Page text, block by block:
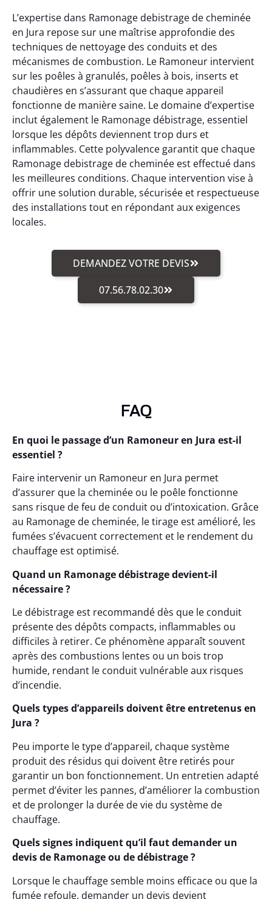
L’expertise dans Ramonage debistrage de cheminée
en Jura repose sur une maîtrise approfondie des
techniques de nettoyage des conduits et des
mécanismes de combustion. Le Ramoneur intervient
sur les poêles à granulés, poêles à bois, inserts et
chaudières en s’assurant que chaque appareil
fonctionne de manière saine. Le domaine d’expertise
inclut également le Ramonage débistrage, essentiel
lorsque les dépôts deviennent trop durs et
inflammables. Cette polyvalence garantit que chaque
Ramonage debistrage de cheminée est effectué dans
les meilleures conditions. Chaque intervention vise à
offrir une solution durable, sécurisée et respectueuse
des installations tout en répondant aux exigences
locales.
DEMANDEZ VOTRE DEVIS
07.56.78.02.30
FAQ
En quoi le passage d’un Ramoneur en Jura est-il
essentiel ?
Faire intervenir un Ramoneur en Jura permet
d’assurer que la cheminée ou le poêle fonctionne
sans risque de feu de conduit ou d’intoxication. Grâce
au Ramonage de cheminée, le tirage est amélioré, les
fumées s’évacuent correctement et le rendement du
chauffage est optimisé.
Quand un Ramonage débistrage devient-il
nécessaire ?
Le débistrage est recommandé dès que le conduit
présente des dépôts compacts, inflammables ou
difficiles à retirer. Ce phénomène apparaît souvent
après des combustions lentes ou un bois trop
humide, rendant le conduit vulnérable aux risques
d’incendie.
Quels types d’appareils doivent être entretenus en
Jura ?
Peu importe le type d’appareil, chaque système
produit des résidus qui doivent être retirés pour
garantir un bon fonctionnement. Un entretien adapté
permet d’éviter les pannes, d’améliorer la combustion
et de prolonger la durée de vie du système de
chauffage.
Quels signes indiquent qu’il faut demander un
devis de Ramonage ou de débistrage ?
Lorsque le chauffage semble moins efficace ou que la
fumée refoule, demander un devis devient